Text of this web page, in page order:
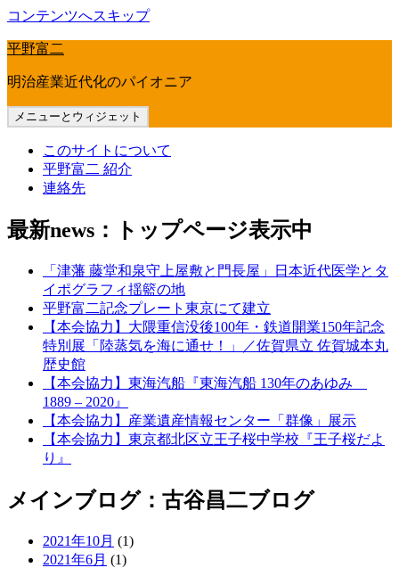
コンテンツへスキップ
平野富二
明治産業近代化のパイオニア
メニューとウィジェット
このサイトについて
平野富二 紹介
連絡先
最新news：トップページ表示中
「津藩 藤堂和泉守上屋敷と門長屋」日本近代医学とタ
イポグラフィ揺籃の地
平野富二記念プレート東京にて建立
【本会協力】大隈重信没後100年・鉄道開業150年記念
特別展「陸蒸気を海に通せ！」／佐賀県立 佐賀城本丸
歴史館
【本会協力】東海汽船『東海汽船 130年のあゆみ
1889 – 2020』
【本会協力】産業遺産情報センター「群像」展示
【本会協力】東京都北区立王子桜中学校『王子桜だよ
り』
メインブログ：古谷昌二ブログ
2021年10月 (1)
2021年6月 (1)